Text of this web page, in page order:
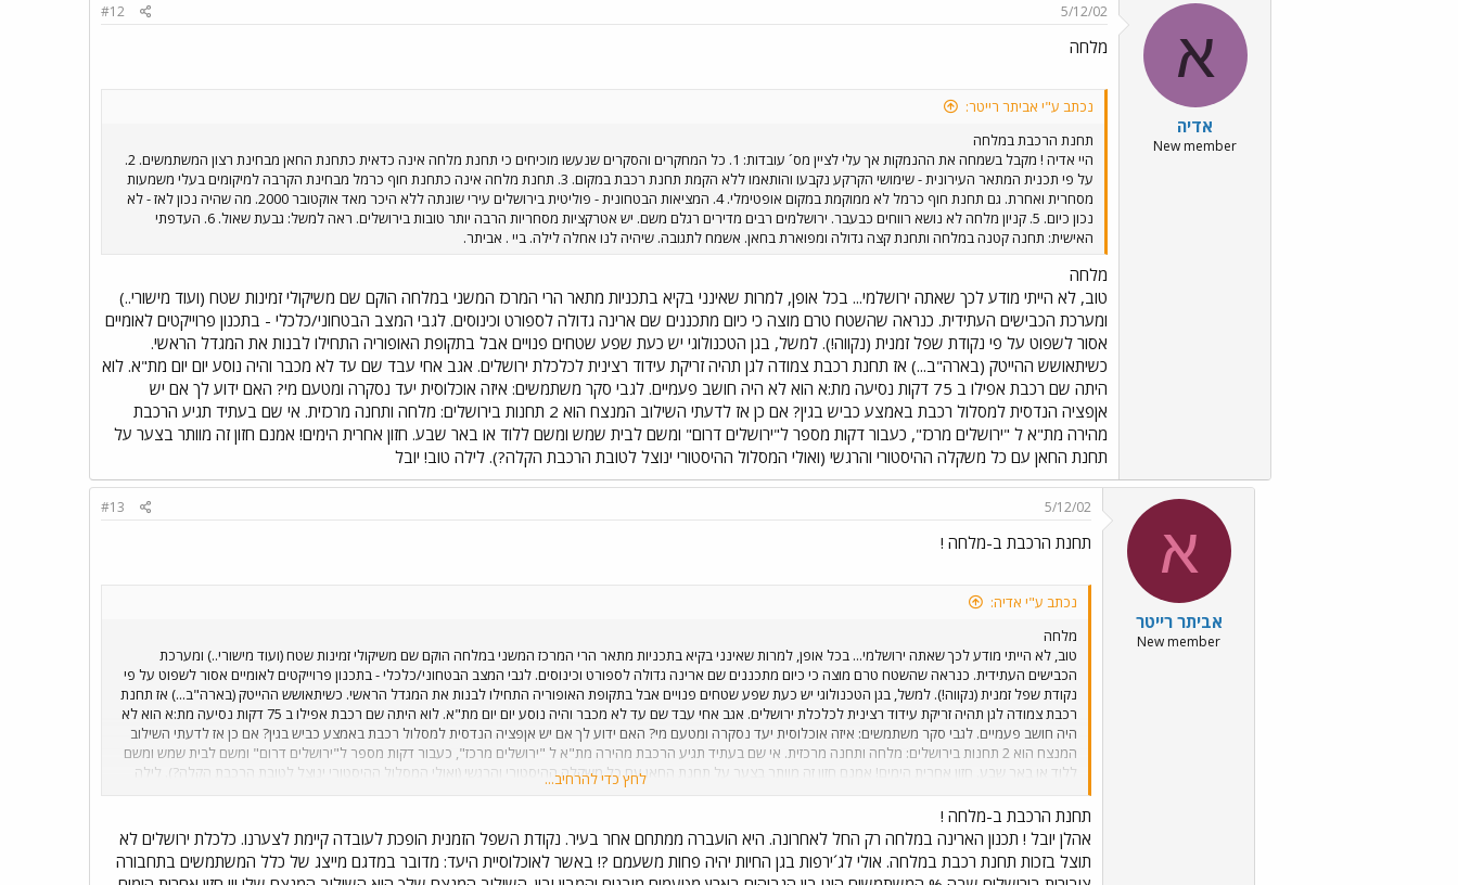
א
אדיה
New member
5/12/02
#12
מלחה
נכתב ע"י אביתר רייטר:
תחנת הרכבת במלחה
היי אדיה ! מקבל בשמחה את ההנמקות אך עלי לציין מס´ עובדות: 1. כל המחקרים והסקרים שנעשו מוכיחים כי תחנת מלחה אינה כדאית כתחנת החאן מבחינת רצון המשתמשים. 2.
על פי תכנית המתאר העירונית - שימושי הקרקע נקבעו והותאמו ללא הקמת תחנת רכבת במקום. 3. תחנת מלחה אינה כתחנת חוף כרמל מבחינת הקרבה למיקומים בעלי משמעות
מסחרית ואחרת. גם תחנת חוף כרמל לא ממוקמת במקום אופטימלי. 4. המציאות הבטחונית - פוליטית בירושלים עירי שונתה ללא היכר מאד אוקטובר 2000. מה שהיה נכון לאז - לא
נכון כיום. 5. קניון מלחה לא נושא רווחים כבעבר. ירושלמים רבים מדירים רגלם משם. יש אטרקציות מסחריות הרבה יותר טובות בירושלים. ראה למשל: גבעת שאול. 6. העדפתי
האישית: תחנה קטנה במלחה ותחנת קצה גדולה ומפוארת בחאן. אשמח לתגובה. שיהיה לנו אחלה לילה. ביי . אביתר.
מלחה
טוב, לא הייתי מודע לכך שאתה ירושלמי... בכל אופן, למרות שאינני בקיא בתכניות מתאר הרי המרכז המשני במלחה הוקם שם משיקולי זמינות שטח (ועוד מישורי..)
ומערכת הכבישים העתידית. כנראה שהשטח טרם מוצה כי כיום מתכננים שם ארינה גדולה לספורט וכינוסים. לגבי המצב הבטחוני/כלכלי - בתכנון פרוייקטים לאומיים
אסור לשפוט על פי נקודת שפל זמנית (נקווה!). למשל, בגן הטכנולוגי יש כעת שפע שטחים פנויים אבל בתקופת האופוריה התחילו לבנות את המגדל הראשי.
כשיתאושש ההייטק (בארה"ב...) אז תחנת רכבת צמודה לגן תהיה זריקת עידוד רצינית לכלכלת ירושלים. אגב אחי עבד שם עד לא מכבר והיה נוסע יום יום מת"א. לוא
היתה שם רכבת אפילו ב 75 דקות נסיעה מת:א הוא לא היה חושב פעמיים. לגבי סקר משתמשים: איזה אוכלוסית יעד נסקרה ומטעם מי? האם ידוע לך אם יש
אןפציה הנדסית למסלול רכבת באמצע כביש בגין? אם כן אז לדעתי השילוב המנצח הוא 2 תחנות בירושלים: מלחה ותחנה מרכזית. אי שם בעתיד תגיע הרכבת
מהירה מת"א ל "ירושלים מרכז", כעבור דקות מספר ל"ירושלים דרום" ומשם לבית שמש ומשם ללוד או באר שבע. חזון אחרית הימים! אמנם חזון זה מוותר בצער על
תחנת החאן עם כל משקלה ההיסטורי והרגשי (ואולי המסלול ההיסטורי ינוצל לטובת הרכבת הקלה?). לילה טוב! יובל
א
אביתר רייטר
New member
5/12/02
#13
תחנת הרכבת ב-מלחה !
נכתב ע"י אדיה:
מלחה
טוב, לא הייתי מודע לכך שאתה ירושלמי... בכל אופן, למרות שאינני בקיא בתכניות מתאר הרי המרכז המשני במלחה הוקם שם משיקולי זמינות שטח (ועוד מישורי..) ומערכת
הכבישים העתידית. כנראה שהשטח טרם מוצה כי כיום מתכננים שם ארינה גדולה לספורט וכינוסים. לגבי המצב הבטחוני/כלכלי - בתכנון פרוייקטים לאומיים אסור לשפוט על פי
נקודת שפל זמנית (נקווה!). למשל, בגן הטכנולוגי יש כעת שפע שטחים פנויים אבל בתקופת האופוריה התחילו לבנות את המגדל הראשי. כשיתאושש ההייטק (בארה"ב...) אז תחנת
רכבת צמודה לגן תהיה זריקת עידוד רצינית לכלכלת ירושלים. אגב אחי עבד שם עד לא מכבר והיה נוסע יום יום מת"א. לוא היתה שם רכבת אפילו ב 75 דקות נסיעה מת:א הוא לא
היה חושב פעמיים. לגבי סקר משתמשים: איזה אוכלוסית יעד נסקרה ומטעם מי? האם ידוע לך אם יש אןפציה הנדסית למסלול רכבת באמצע כביש בגין? אם כן אז לדעתי השילוב
המנצח הוא 2 תחנות בירושלים: מלחה ותחנה מרכזית. אי שם בעתיד תגיע הרכבת מהירה מת"א ל "ירושלים מרכז", כעבור דקות מספר ל"ירושלים דרום" ומשם לבית שמש ומשם
ללוד או באר שבע. חזון אחרית הימים! אמנם חזון זה מוותר בצער על תחנת החאן עם כל משקלה ההיסטורי והרגשי (ואולי המסלול ההיסטורי ינוצל לטובת הרכבת הקלה?). לילה
לחץ כדי להרחיב...
תחנת הרכבת ב-מלחה !
אהלן יובל ! תכנון הארינה במלחה רק החל לאחרונה. היא הועברה ממתחם אחר בעיר. נקודת השפל הזמנית הופכת לעובדה קיימת לצערנו. כלכלת ירושלים לא
תוצל בזכות תחנת רכבת במלחה. אולי לג´ירפות בגן החיות יהיה פחות משעמם ?! באשר לאוכלוסיית היעד: מדובר במדגם מייצג של כלל המשתמשים בתחבורה